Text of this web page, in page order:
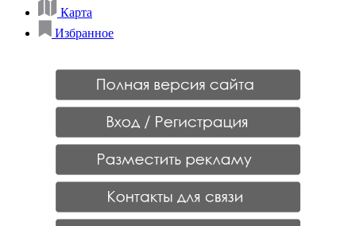
Карта
Избранное